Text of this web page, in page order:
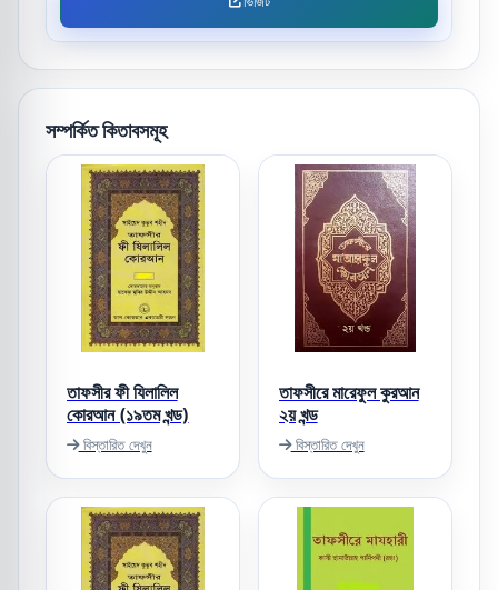
সম্পর্কিত কিতাবসমূহ
তাফসীর ফী যিলালিল
কোরআন (১৯তম খন্ড)
বিস্তারিত দেখুন
তাফসীরে মারেফুল কুরআন
২য় খন্ড
বিস্তারিত দেখুন